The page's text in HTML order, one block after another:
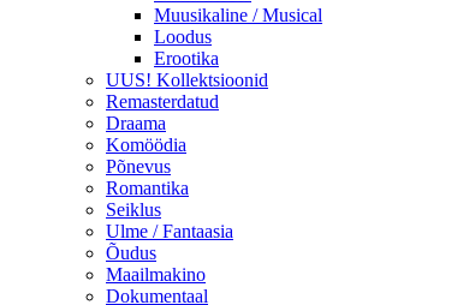
Muusikaline / Musical
Loodus
Erootika
UUS! Kollektsioonid
Remasterdatud
Draama
Komöödia
Põnevus
Romantika
Seiklus
Ulme / Fantaasia
Õudus
Maailmakino
Dokumentaal